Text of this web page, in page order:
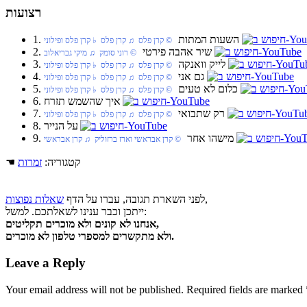
רצועות
1. השעות המתות ‏ © קרן פלס‏ ♫ קרן פלס‏ ♭ קרן פלס ופילוני
2. שיר אהבה פירטי ‏ © רוני סומק‏ ♫ מיקי גבריאלוב
3. לייק וואנקה ‏ © קרן פלס‏ ♫ קרן פלס‏ ♭ קרן פלס ופילוני
4. גם אני ‏ © קרן פלס‏ ♫ קרן פלס‏ ♭ קרן פלס ופילוני
5. כלום לא טעים ‏ © קרן פלס‏ ♫ קרן פלס‏ ♭ קרן פלס ופילוני
6. איך שהשמש תזרח
7. רק שתבואי ‏ © קרן פלס‏ ♫ קרן פלס‏ ♭ קרן פלס ופילוני
8. על הנייר
9. מישהו אחר ‏ © קרן אבראשי וארז ברזוליק‏ ♫ קרן אבראשי
☚ קטגוריה: זמרות
לפני השארת תגובה, עברו על הדף שאלות נפוצות
,
ייתכן וכבר ענינו לשאלתכם. למשל:
אנחנו לא קונים ולא מוכרים תקליטים,
ולא מתקשרים למספרי טלפון לא מוכרים.
Leave a Reply
Your email address will not be published. Required fields are marked